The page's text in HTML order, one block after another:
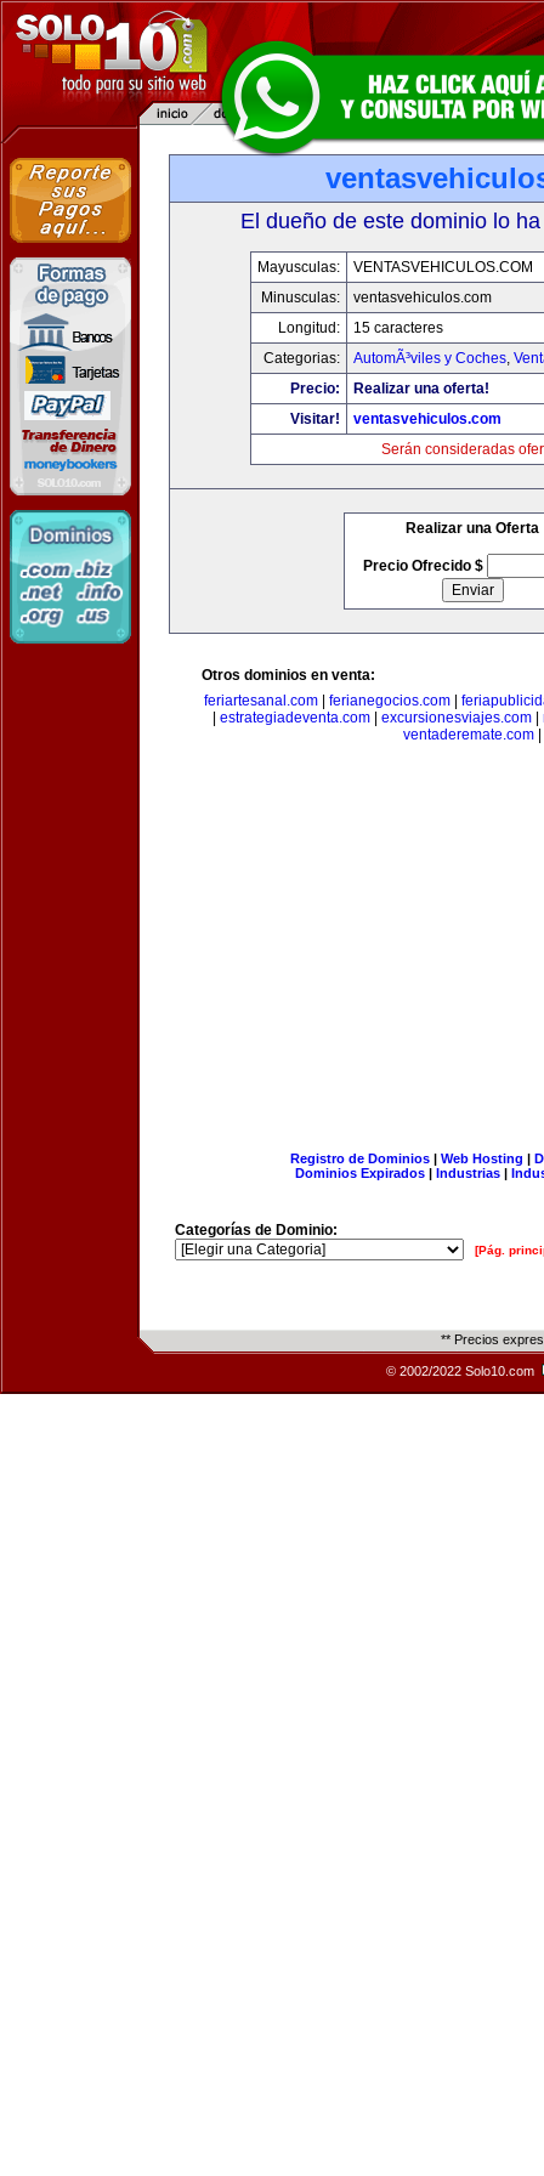
El dueño de este dominio lo
Mayusculas:
VENTASVEHICULOS.COM
Minusculas:
ventasvehiculos.com
Longitud:
15 caracteres
Categorias:
AutomÃ³viles y Coches,
Precio:
Realizar una oferta!
Visitar!
ventasvehiculos.com
Serán consideradas
Realizar una Oferta
Precio Ofrecido $
Otros dominios en venta:
feriartesanal.com
ferianegocios.com
estrategiadeventa.com| excursionesviajes.com|
ventaderemate.com
Registro de Dominios| Web Hosting |
Dominios Expirados | Industrias |
Categorías de Dominio:
[Pág.
** Precios
© 2002/2022 Solo10.com